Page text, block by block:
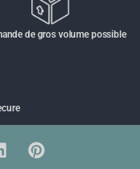
de gros volume possible